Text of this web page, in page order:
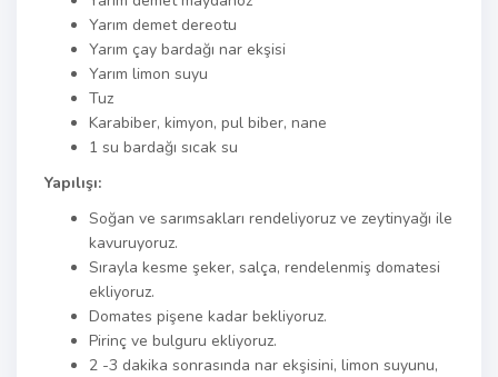
Yarım demet dereotu
Yarım çay bardağı nar ekşisi
Yarım limon suyu
Tuz
Karabiber, kimyon, pul biber, nane
1 su bardağı sıcak su
Yapılışı:
Soğan ve sarımsakları rendeliyoruz ve zeytinyağı ile
kavuruyoruz.
Sırayla kesme şeker, salça, rendelenmiş domatesi
ekliyoruz.
Domates pişene kadar bekliyoruz.
Pirinç ve bulguru ekliyoruz.
2 -3 dakika sonrasında nar ekşisini, limon suyunu,